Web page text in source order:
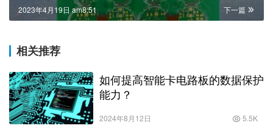
下一篇
2023年4月19日 am8:51
相关推荐
如何提高智能卡电路板的数据保护
能力？
2024年8月12日 5.5K